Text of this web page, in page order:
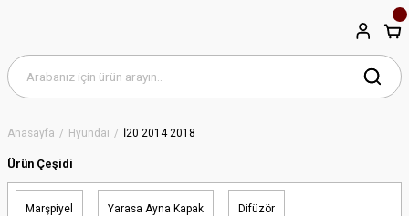
Anasayfa Hyundai İ20 2014 2018
Ürün Çeşidi
Marşpiyel Yarasa Ayna Kapak Difüzör